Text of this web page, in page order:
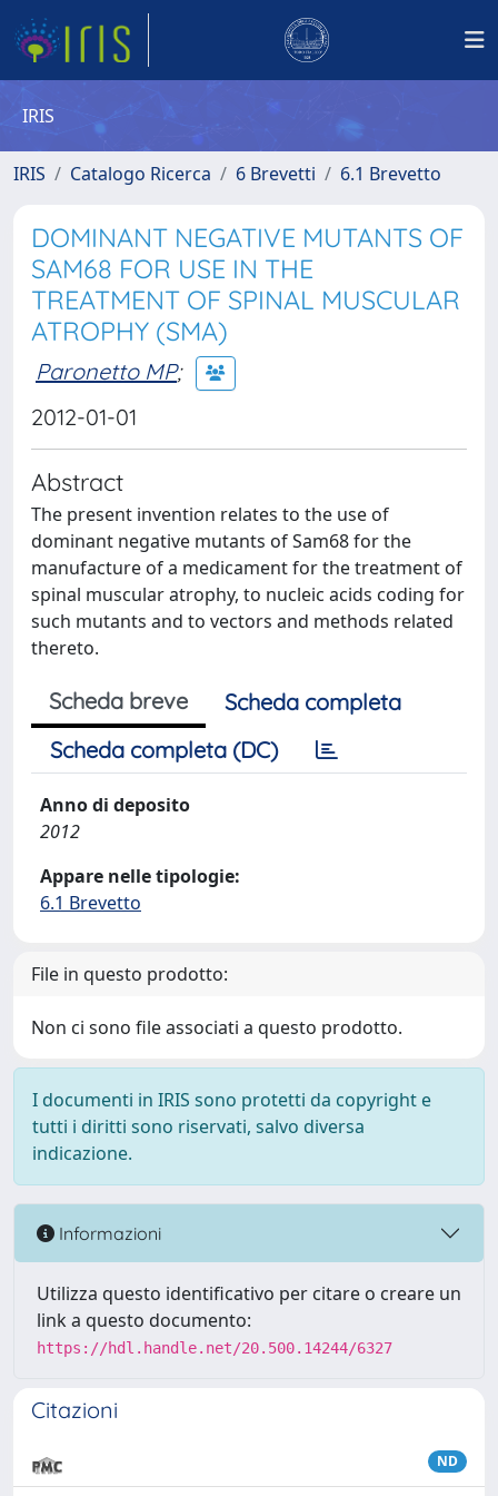
IRIS
IRIS Catalogo Ricerca 6 Brevetti 6.1 Brevetto
DOMINANT NEGATIVE MUTANTS OF
SAM68 FOR USE IN THE
TREATMENT OF SPINAL MUSCULAR
ATROPHY (SMA)
Paronetto MP;
2012-01-01
Abstract
The present invention relates to the use of
dominant negative mutants of Sam68 for the
manufacture of a medicament for the treatment of
spinal muscular atrophy, to nucleic acids coding for
such mutants and to vectors and methods related
thereto.
Scheda breve
Scheda completa
Scheda completa (DC)
Anno di deposito
2012
Appare nelle tipologie:
6.1 Brevetto
File in questo prodotto:
Non ci sono file associati a questo prodotto.
I documenti in IRIS sono protetti da copyright e
tutti i diritti sono riservati, salvo diversa
indicazione.
Informazioni
Utilizza questo identificativo per citare o creare un
link a questo documento:
https://hdl.handle.net/20.500.14244/6327
Citazioni
ND